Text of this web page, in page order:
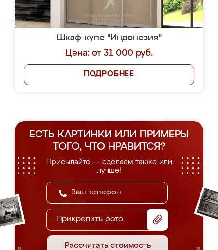
Шкаф-купе "Индонезия"
Цена: от 31 000 руб.
ПОДРОБНЕЕ
ЕСТЬ КАРТИНКИ ИЛИ ПРИМЕРЫ
ТОГО, ЧТО НРАВИТСЯ?
Присылайте — сделаем также или
лучше!
Прикрепить фото
Рассчитать стоимость